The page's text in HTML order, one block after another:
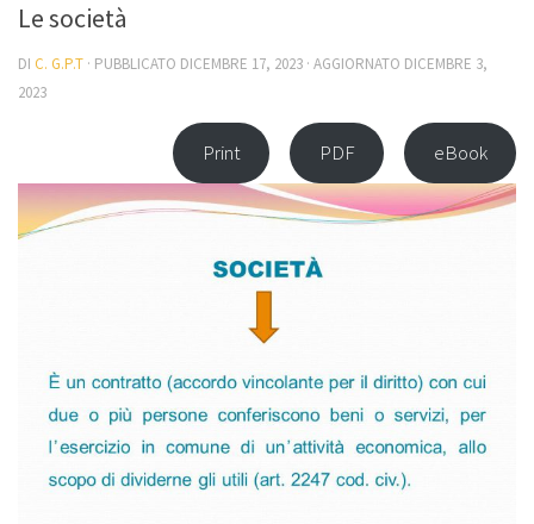
Le società
DI C. G.P.T · PUBBLICATO DICEMBRE 17, 2023 · AGGIORNATO DICEMBRE 3,
2023
Print PDF eBook